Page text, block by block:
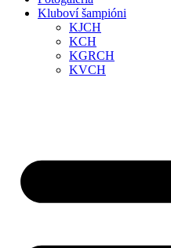
Kluboví šampióni
KJCH
KCH
KGRCH
KVCH